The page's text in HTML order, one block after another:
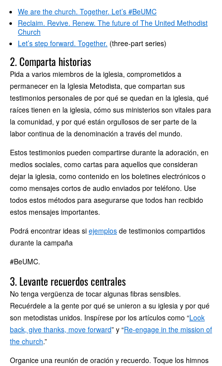
We are the church. Together. Let’s #BeUMC
Reclaim. Revive. Renew. The future of The United Methodist
Church
Let’s step forward. Together. (three-part series)
2. Comparta historias
Pida a varios miembros de la iglesia, comprometidos a
permanecer en la Iglesia Metodista, que compartan sus
testimonios personales de por qué se quedan en la iglesia, qué
raíces tienen en la iglesia, cómo sus ministerios son vitales para
la comunidad, y por qué están orgullosos de ser parte de la
labor continua de la denominación a través del mundo.
Estos testimonios pueden compartirse durante la adoración, en
medios sociales, como cartas para aquellos que consideran
dejar la iglesia, como contenido en los boletines electrónicos o
como mensajes cortos de audio enviados por teléfono. Use
todos estos métodos para asegurarse que todos han recibido
estos mensajes importantes.
Podrá encontrar ideas si ejemplos de testimonios compartidos
durante la campaña
#BeUMC.
3. Levante recuerdos centrales
No tenga vergüenza de tocar algunas fibras sensibles.
Recuérdele a la gente por qué se unieron a su iglesia y por qué
son metodistas unidos. Inspírese por los artículos como “Look
back, give thanks, move forward” y “Re-engage in the mission of
the church.”
Organice una reunión de oración y recuerdo. Toque los himnos